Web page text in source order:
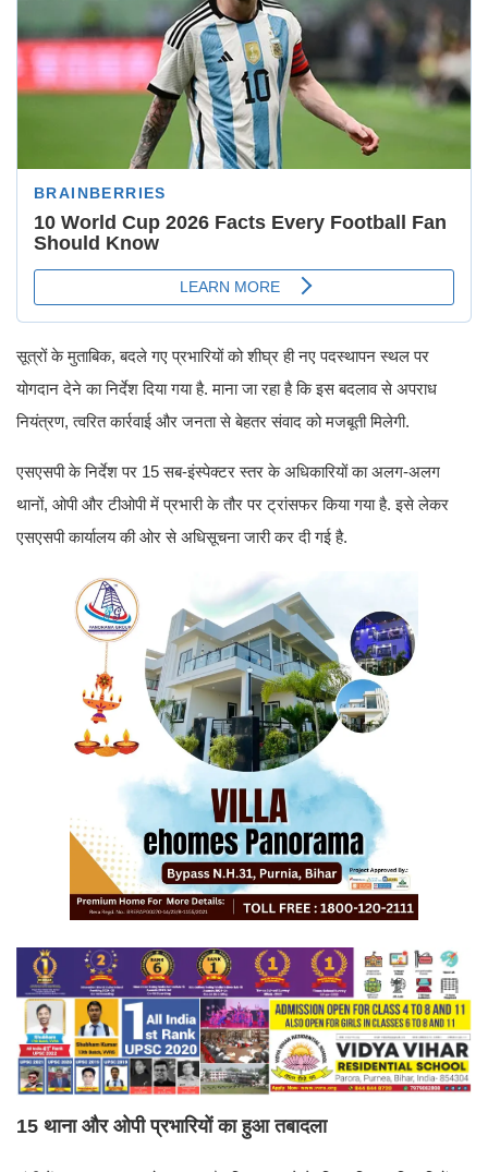
सूत्रों के मुताबिक, बदले गए प्रभारियों को शीघ्र ही नए पदस्थापन स्थल पर
योगदान देने का निर्देश दिया गया है. माना जा रहा है कि इस बदलाव से अपराध
नियंत्रण, त्वरित कार्रवाई और जनता से बेहतर संवाद को मजबूती मिलेगी.
एसएसपी के निर्देश पर 15 सब-इंस्पेक्टर स्तर के अधिकारियों का अलग-अलग
थानों, ओपी और टीओपी में प्रभारी के तौर पर ट्रांसफर किया गया है. इसे लेकर
एसएसपी कार्यालय की ओर से अधिसूचना जारी कर दी गई है.
15 थाना और ओपी प्रभारियों का हुआ तबादला